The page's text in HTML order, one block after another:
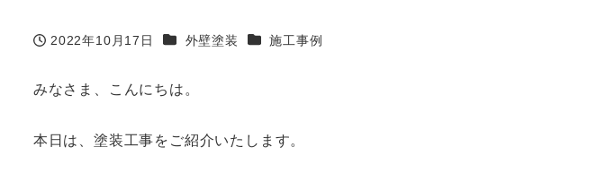
投稿日
2022年10月17日 カテゴリー
外壁塗装 カテゴリー
施工事例
みなさま、こんにちは。
本日は、塗装工事をご紹介いたします。